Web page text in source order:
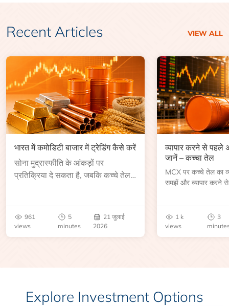
Recent Articles VIEW ALL
भारत में कमोडिटी बाजार में ट्रेडिंग कैसे करें
सोना मुद्रास्फीति के आंकड़ों पर
प्रतिक्रिया दे सकता है, जबकि कच्चे तेल
961
views
5
minutes
21 जुलाई
2026
व्यापार करने से पहले
जानें – कच्चा तेल
MCX पर कच्चे तेल का
समझें और व्यापार करने
जानें।1 k
views
3
Explore Investment Options